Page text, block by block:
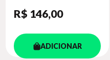
R$ 146,00
ADICIONAR